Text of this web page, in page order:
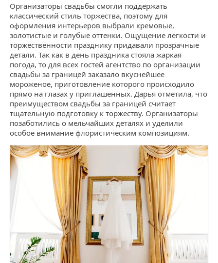
Организаторы свадьбы смогли поддержать
классический стиль торжества, поэтому для
оформления интерьеров выбрали кремовые,
золотистые и голубые оттенки. Ощущение легкости и
торжественности празднику придавали прозрачные
детали. Так как в день праздника стояла жаркая
погода, то для всех гостей агентство по организации
свадьбы за границей заказало вкуснейшее
мороженое, приготовление которого происходило
прямо на глазах у приглашенных. Дарья отметила, что
преимуществом свадьбы за границей считает
тщательную подготовку к торжеству. Организаторы
позаботились о мельчайших деталях и уделили
особое внимание флористическим композициям.